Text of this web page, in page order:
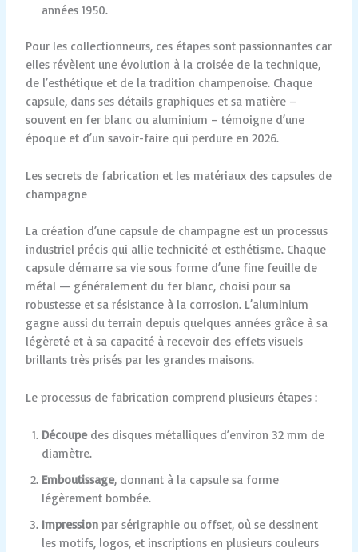
années 1950.
Pour les collectionneurs, ces étapes sont passionnantes car
elles révèlent une évolution à la croisée de la technique,
de l’esthétique et de la tradition champenoise. Chaque
capsule, dans ses détails graphiques et sa matière –
souvent en fer blanc ou aluminium – témoigne d’une
époque et d’un savoir-faire qui perdure en 2026.
Les secrets de fabrication et les matériaux des capsules de
champagne
La création d’une capsule de champagne est un processus
industriel précis qui allie technicité et esthétisme. Chaque
capsule démarre sa vie sous forme d’une fine feuille de
métal — généralement du fer blanc, choisi pour sa
robustesse et sa résistance à la corrosion. L’aluminium
gagne aussi du terrain depuis quelques années grâce à sa
légèreté et à sa capacité à recevoir des effets visuels
brillants très prisés par les grandes maisons.
Le processus de fabrication comprend plusieurs étapes :
Découpedes disques métalliques d’environ 32 mm de
diamètre.
Emboutissage, donnant à la capsule sa forme
légèrement bombée.
Impression par sérigraphie ou offset, où se dessinent
les motifs, logos, et inscriptions en plusieurs couleurs